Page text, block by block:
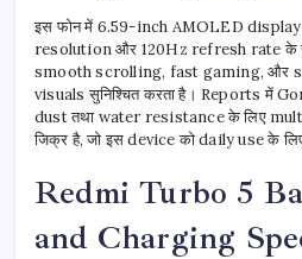
इस फोन में 6.59-inch AMOLED display
resolution और 120Hz refresh rate के
smooth scrolling, fast gaming, और
visuals सुनिश्चित करता है। Reports में
dust तथा water resistance के लिए
जिक्र है, जो इस device को daily use के
Redmi Turbo 5
and Charging